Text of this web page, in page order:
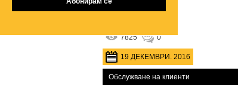
7825 0
19 ДЕКЕМВРИ. 2016
Обслужване на клиенти